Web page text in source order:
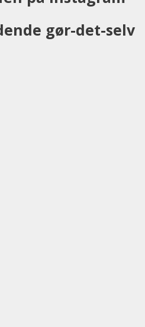
gør-det-selv